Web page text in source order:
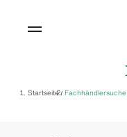
Startseite/ Fachhändlersuche